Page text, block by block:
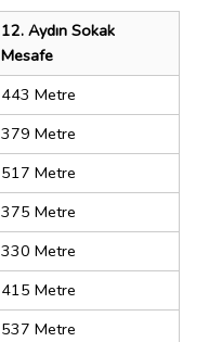
12. Aydın Sokak
Mesafe
443 Metre
379 Metre
517 Metre
375 Metre
330 Metre
415 Metre
537 Metre